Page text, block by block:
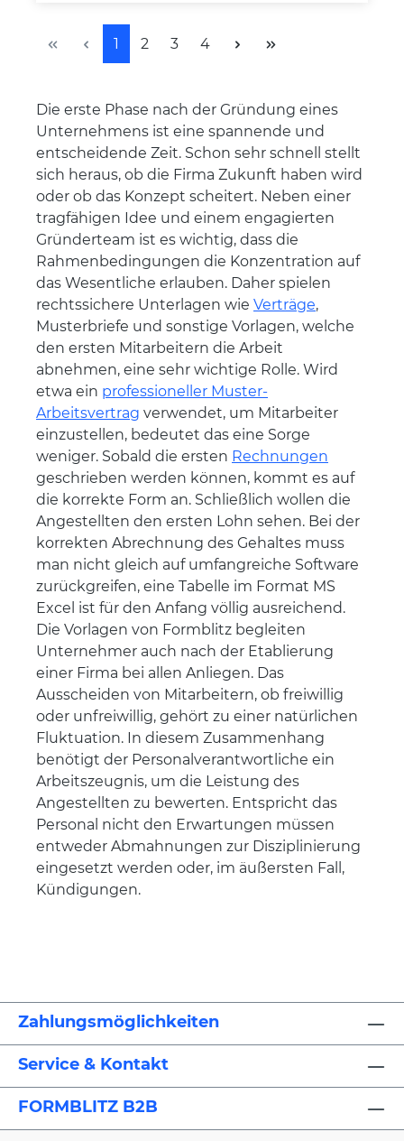
Seite
1 Seite
2 Seite
3 Seite
4
Die erste Phase nach der Gründung eines
Unternehmens ist eine spannende und
entscheidende Zeit. Schon sehr schnell stellt
sich heraus, ob die Firma Zukunft haben wird
oder ob das Konzept scheitert. Neben einer
tragfähigen Idee und einem engagierten
Gründerteam ist es wichtig, dass die
Rahmenbedingungen die Konzentration auf
das Wesentliche erlauben. Daher spielen
rechtssichere Unterlagen wie Verträge,
Musterbriefe und sonstige Vorlagen, welche
den ersten Mitarbeitern die Arbeit
abnehmen, eine sehr wichtige Rolle. Wird
etwa ein professioneller Muster-
Arbeitsvertrag verwendet, um Mitarbeiter
einzustellen, bedeutet das eine Sorge
weniger. Sobald die ersten Rechnungen
geschrieben werden können, kommt es auf
die korrekte Form an. Schließlich wollen die
Angestellten den ersten Lohn sehen. Bei der
korrekten Abrechnung des Gehaltes muss
man nicht gleich auf umfangreiche Software
zurückgreifen, eine Tabelle im Format MS
Excel ist für den Anfang völlig ausreichend.
Die Vorlagen von Formblitz begleiten
Unternehmer auch nach der Etablierung
einer Firma bei allen Anliegen. Das
Ausscheiden von Mitarbeitern, ob freiwillig
oder unfreiwillig, gehört zu einer natürlichen
Fluktuation. In diesem Zusammenhang
benötigt der Personalverantwortliche ein
Arbeitszeugnis, um die Leistung des
Angestellten zu bewerten. Entspricht das
Personal nicht den Erwartungen müssen
entweder Abmahnungen zur Disziplinierung
eingesetzt werden oder, im äußersten Fall,
Kündigungen.
Zahlungsmöglichkeiten
Service & Kontakt
FORMBLITZ B2B